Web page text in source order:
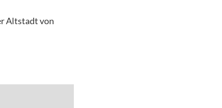
Altstadt von